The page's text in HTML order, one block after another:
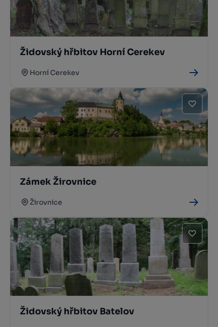
Židovský hřbitov Horní Cerekev
Horní Cerekev
Zámek Žirovnice
Žirovnice
Židovský hřbitov Batelov